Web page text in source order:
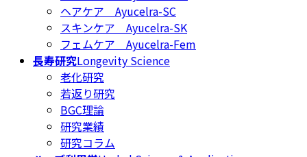
ヘアケア Ayucelra-SC
スキンケア Ayucelra-SK
フェムケア Ayucelra-Fem
長寿研究Longevity Science
老化研究
若返り研究
BGC理論
研究業績
研究コラム